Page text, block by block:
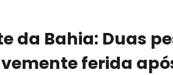
da Bahia: Duas
ferida